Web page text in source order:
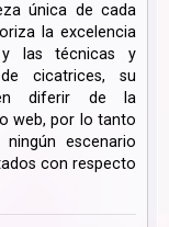
única de cada
la excelencia
las técnicas y
cicatrices, su
diferir de la
web, por lo tanto
escenario
con respecto